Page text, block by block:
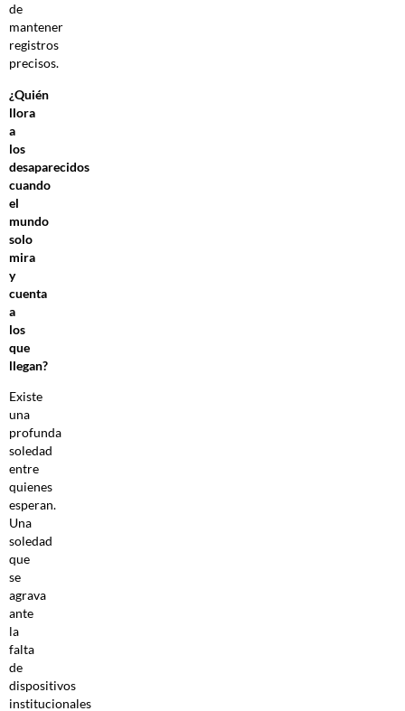
de
mantener
registros
precisos.
¿Quién
llora
a
los
desaparecidos
cuando
el
mundo
solo
mira
y
cuenta
a
los
que
llegan?
Existe
una
profunda
soledad
entre
quienes
esperan.
Una
soledad
que
se
agrava
ante
la
falta
de
dispositivos
institucionales